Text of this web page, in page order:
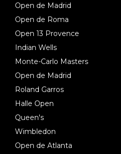
Open de Madrid
Open de Roma
Open 13 Provence
Indian Wells
Monte-Carlo Masters
Open de Madrid
Roland Garros
Halle Open
Queen's
Wimbledon
Open de Atlanta